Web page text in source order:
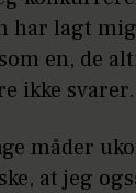
har lagt
en, de
ikke svarer.
måder
at jeg